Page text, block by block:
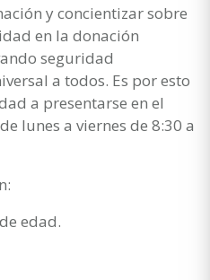
y concientizar sobre
en la donación
seguridad
a todos. Es por esto
a presentarse en el
lunes a viernes de 8:30 a
edad.